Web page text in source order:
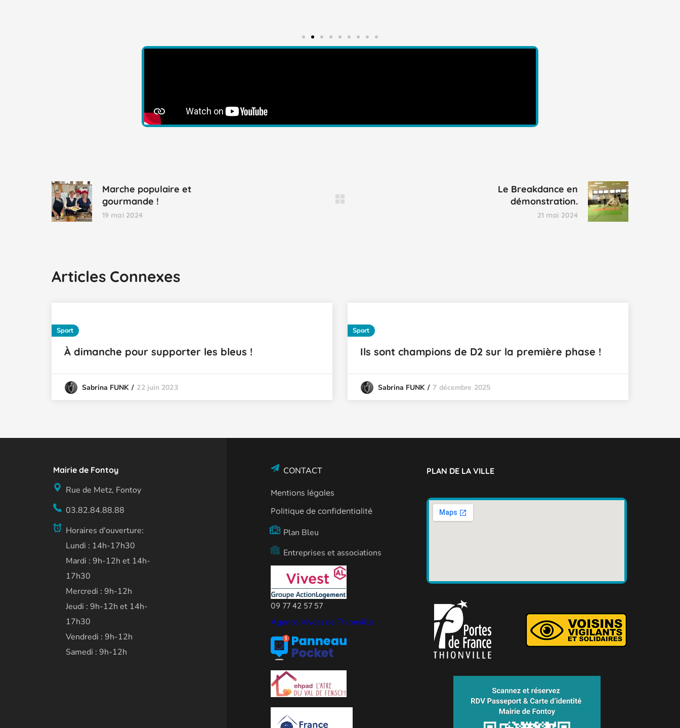
Marche populaire et
gourmande !
19 mai 2024
Le Breakdance en
démonstration.
21 mai 2024
Articles Connexes
Sport
À dimanche pour supporter les bleus !
Sabrina FUNK 22 juin 2023
Sport
Ils sont champions de D2 sur la première phase !
Sabrina FUNK 7 décembre 2025
Mairie de Fontoy
Rue de Metz, Fontoy
03.82.84.88.88
Horaires d'ouverture:
Lundi : 14h-17h30
Mardi : 9h-12h et 14h-
17h30
Mercredi : 9h-12h
Jeudi : 9h-12h et 14h-
17h30
Vendredi : 9h-12h
Samedi : 9h-12h
CONTACT
Mentions légales
Politique de confidentialité
Plan Bleu
Entreprises et associations
09 77 42 57 57
Agence Vivest de Thionville
PLAN DE LA VILLE